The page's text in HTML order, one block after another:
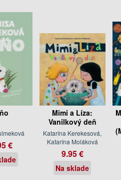
€
Mimi a Líza:
Vanilkový deň
Katarína Kerekesová,
Katarína Moláková
9.95 €
Na sklade